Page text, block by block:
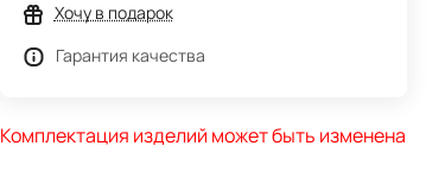
Хочу в подарок
Гарантия качества
Комплектация изделий может быть изменена